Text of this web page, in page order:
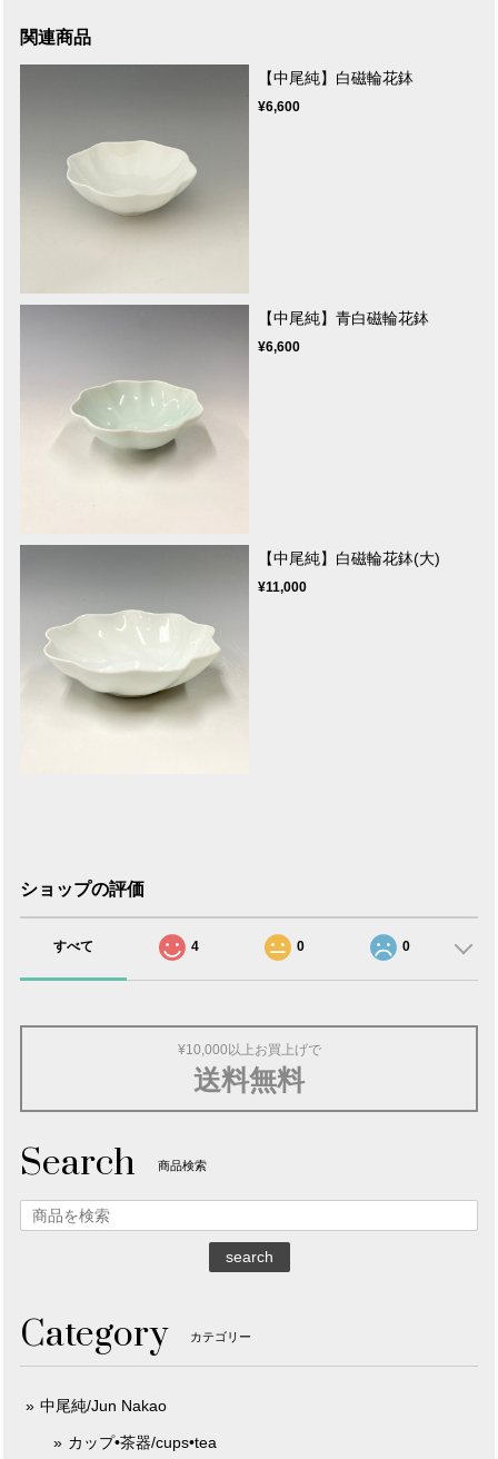
関連商品
【中尾純】白磁輪花鉢
¥6,600
【中尾純】青白磁輪花鉢
¥6,600
【中尾純】白磁輪花鉢(大)
¥11,000
ショップの評価
すべて 4 0 0
¥10,000以上お買上げで
送料無料
Search 商品検索
search
Category カテゴリー
中尾純/Jun Nakao
カップ•茶器/cups•tea